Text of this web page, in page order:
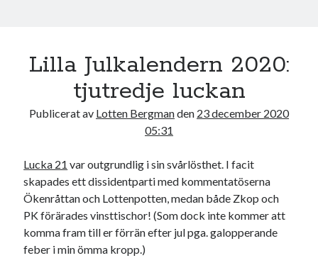
Lilla Julkalendern 2020:
tjutredje luckan
Publicerat av Lotten Bergmanden 23 december 2020
05:31
Lucka 21 var outgrundlig i sin svårlösthet. I facit
skapades ett dissidentparti med kommentatöserna
Ökenråttan och Lottenpotten, medan både Zkop och
PK förärades vinsttischor! (Som dock inte kommer att
komma fram till er förrän efter jul pga. galopperande
feber i min ömma kropp.)